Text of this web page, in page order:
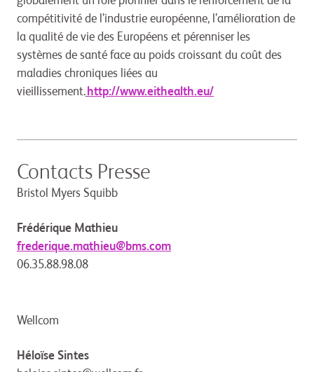
compétitivité de l’industrie européenne, l’amélioration de
la qualité de vie des Européens et pérenniser les
systèmes de santé face au poids croissant du coût des
maladies chroniques liées au
vieillissement. http://www.eithealth.eu/
Contacts Presse
Bristol Myers Squibb
Frédérique Mathieu
frederique.mathieu@bms.com
06.35.88.98.08
Wellcom
Héloïse Sintes